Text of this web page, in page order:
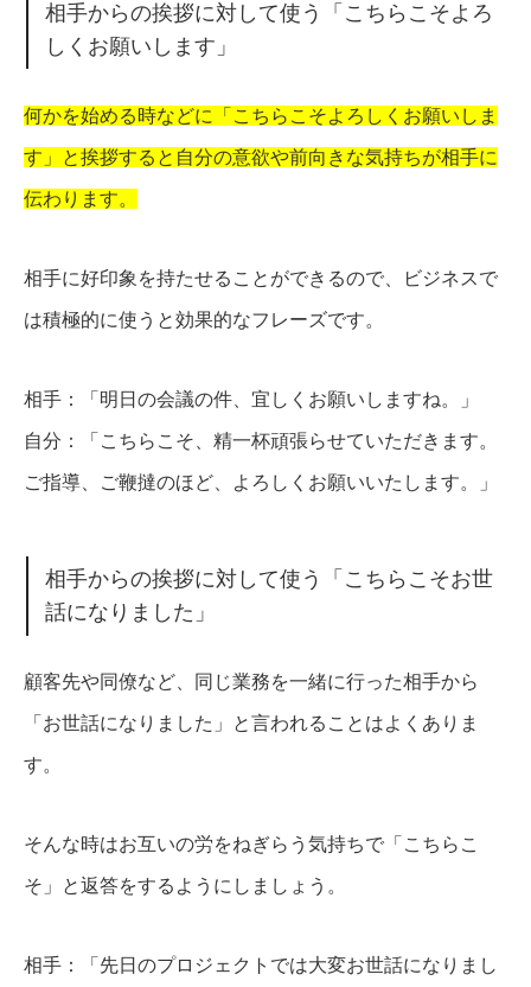
相手からの挨拶に対して使う「こちらこそよろ
しくお願いします」
何かを始める時などに「こちらこそよろしくお願いしま
す」と挨拶すると自分の意欲や前向きな気持ちが相手に
伝わります。
相手に好印象を持たせることができるので、ビジネスで
は積極的に使うと効果的なフレーズです。
相手：「明日の会議の件、宜しくお願いしますね。」
自分：「こちらこそ、精一杯頑張らせていただきます。
ご指導、ご鞭撻のほど、よろしくお願いいたします。」
相手からの挨拶に対して使う「こちらこそお世
話になりました」
顧客先や同僚など、同じ業務を一緒に行った相手から
「お世話になりました」と言われることはよくありま
す。
そんな時はお互いの労をねぎらう気持ちで「こちらこ
そ」と返答をするようにしましょう。
相手：「先日のプロジェクトでは大変お世話になりまし